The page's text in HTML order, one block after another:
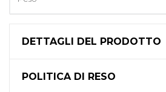
DETTAGLI DEL PRODOTTO
POLITICA DI RESO